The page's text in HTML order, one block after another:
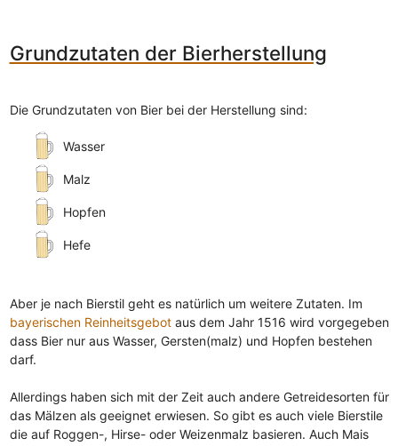
Grundzutaten der Bierherstellung
Die Grundzutaten von Bier bei der Herstellung sind:
Wasser
Malz
Hopfen
Hefe
Aber je nach Bierstil geht es natürlich um weitere Zutaten. Im
bayerischen Reinheitsgebotaus dem Jahr 1516 wird vorgegeben
dass Bier nur aus Wasser, Gersten(malz) und Hopfen bestehen
darf.
Allerdings haben sich mit der Zeit auch andere Getreidesorten für
das Mälzen als geeignet erwiesen. So gibt es auch viele Bierstile
die auf Roggen-, Hirse- oder Weizenmalz basieren. Auch Mais